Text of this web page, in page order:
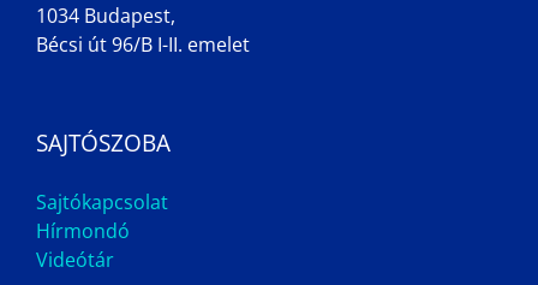
1034 Budapest,
Bécsi út 96/B I-II. emelet
SAJTÓSZOBA
Sajtókapcsolat
Hírmondó
Videótár